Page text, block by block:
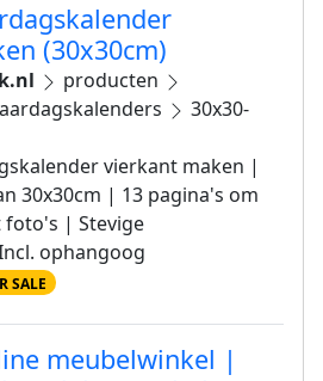
(30x30cm)
producten
30x30-
vierkant maken |
30x30cm | 13 pagina's om
foto's | Stevige
ophangoog
SALE
meubelwinkel |